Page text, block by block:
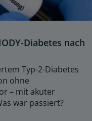
Diabetes nach
Typ-2-Diabetes
ohne
– mit akuter
war passiert?